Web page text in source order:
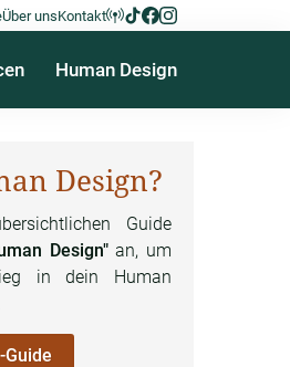
Über unsKontakt
Human Design
Design?
Guide
Design"an, um
in dein Human